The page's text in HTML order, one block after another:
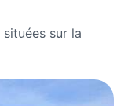
sur la